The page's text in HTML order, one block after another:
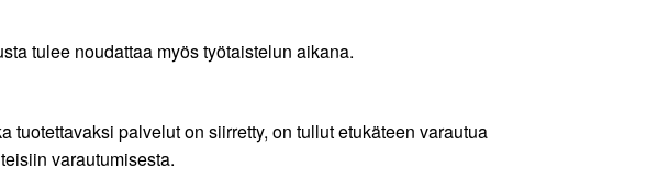
tulee noudattaa myös työtaistelun aikana.
palvelut on siirretty, on tullut etukäteen varautua
varautumisesta.